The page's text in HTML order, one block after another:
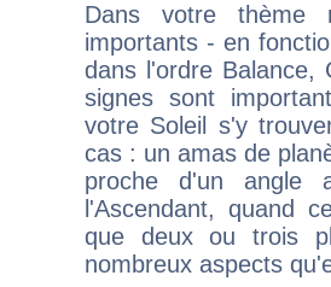
Dans votre thème
importants - en
dans l'ordre Balance,
signes sont
votre Soleil s'y
cas : un amas de
proche d'un
l'Ascendant, quand
que deux ou trois
nombreux aspects